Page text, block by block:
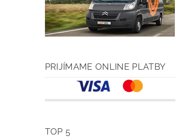
PRIJÍMAME ONLINE PLATBY
TOP 5